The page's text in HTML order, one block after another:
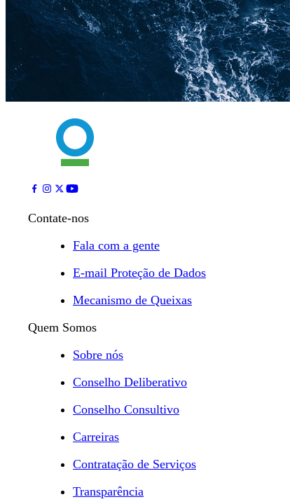
Contate-nos
Fala com a gente
E-mail Proteção de Dados
Mecanismo de Queixas
Quem Somos
Sobre nós
Conselho Deliberativo
Conselho Consultivo
Carreiras
Contratação de Serviços
Transparência